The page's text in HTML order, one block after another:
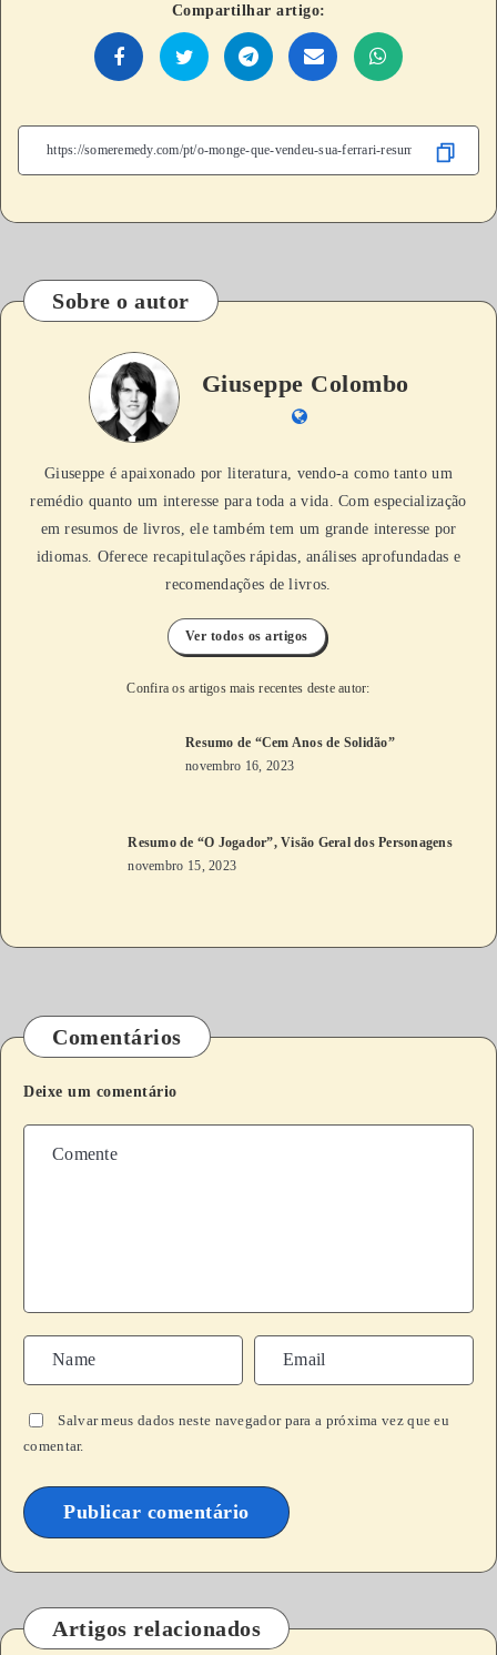
Compartilhar artigo:
Sobre o autor
Giuseppe Colombo
Giuseppe é apaixonado por literatura, vendo-a como tanto um
remédio quanto um interesse para toda a vida. Com especialização
em resumos de livros, ele também tem um grande interesse por
idiomas. Oferece recapitulações rápidas, análises aprofundadas e
recomendações de livros.
Ver todos os artigos
Confira os artigos mais recentes deste autor:
Resumo de “Cem Anos de Solidão”
novembro 16, 2023
Resumo de “O Jogador”, Visão Geral dos Personagens
novembro 15, 2023
Comentários
Deixe um comentário
Salvar meus dados neste navegador para a próxima vez que eu
comentar.
t
Artigos relacionados